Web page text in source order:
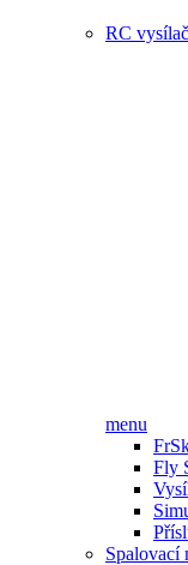
RC
menu
Fly
Spalovací